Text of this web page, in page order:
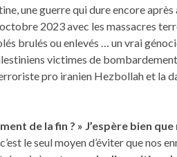
une guerre qui dure encore
2023 avec les massacres
brulés ou enlevés … un vrai
victimes de
pro iranien Hezbollah et la
de la fin ? » J’espère bien que
le seul moyen d’éviter que nos